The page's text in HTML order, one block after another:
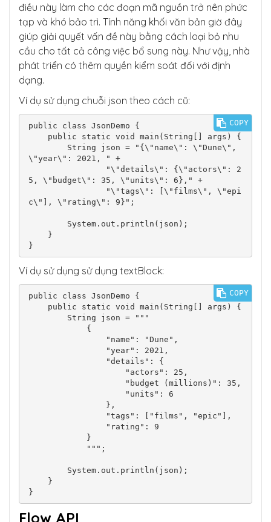
điều này làm cho các đoạn mã nguồn trở nên phức
tạp và khó bảo trì. Tính năng khối văn bản giờ đây
giúp giải quyết vấn đề này bằng cách loại bỏ nhu
cầu cho tất cả công việc bổ sung này. Như vậy, nhà
phát triển có thêm quyền kiểm soát đối với định
dạng.
Ví dụ sử dụng chuỗi json theo cách cũ:
public class JsonDemo {
\"year\": 2021, " +
5, \"budget\": 35, \"units\": 6}," +
c\"], \"rating\": 9}";
COPY
Ví dụ sử dụng sử dụng textBlock:
public class JsonDemo {
COPY
Flow API